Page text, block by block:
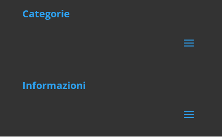
Categorie
Informazioni